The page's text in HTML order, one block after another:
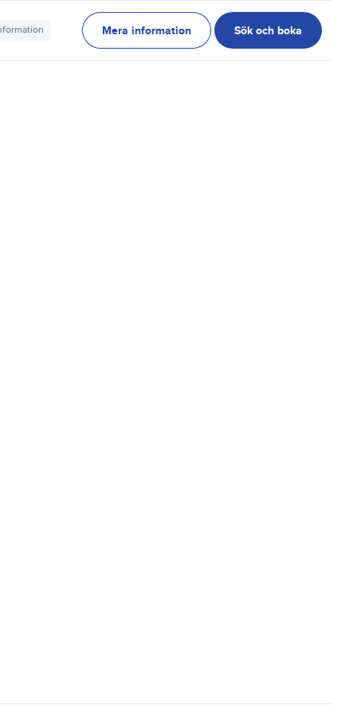
Mera information Sök och boka